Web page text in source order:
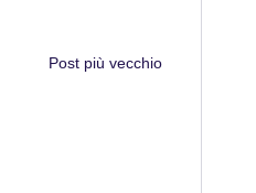
Post più vecchio